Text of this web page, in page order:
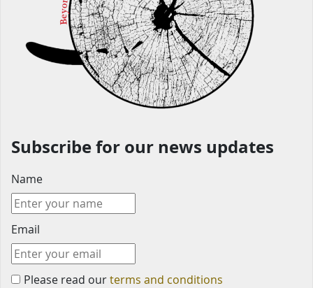
Subscribe for our news updates
Name
Email
Please read ourterms and conditions